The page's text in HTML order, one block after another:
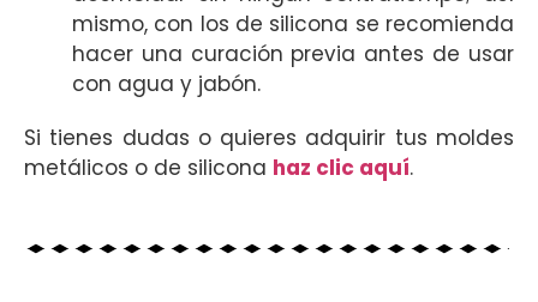
mismo, con los de silicona se recomienda
hacer una curación previa antes de usar
con agua y jabón.
Si tienes dudas o quieres adquirir tus moldes
metálicos o de silicona haz clic aquí.